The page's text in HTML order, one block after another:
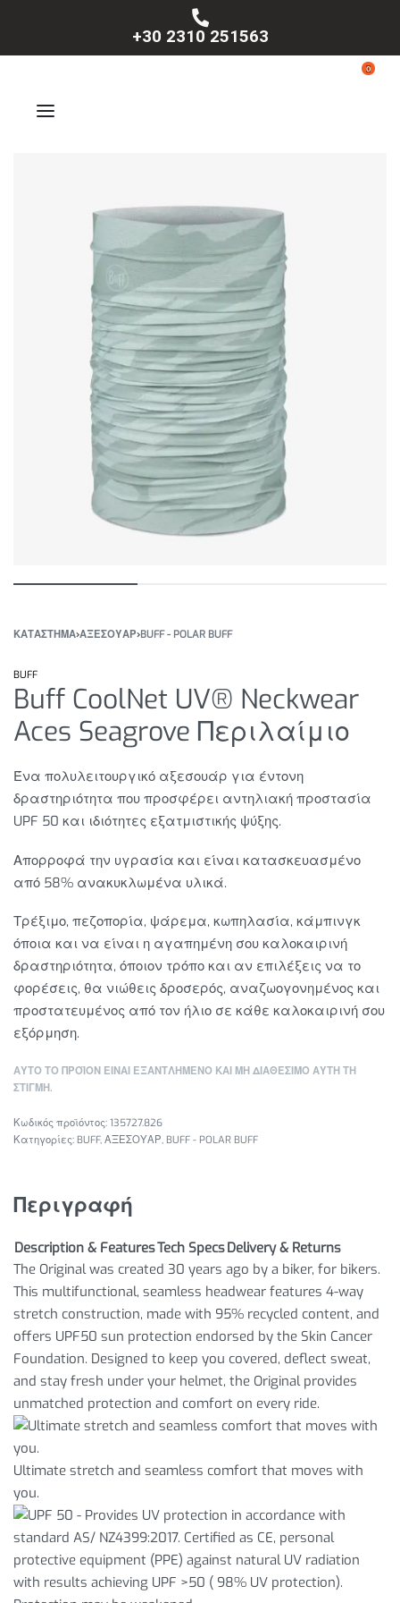
+30 2310 251563
0
ΚΑΤΆΣΤΗΜΑ›ΑΞΕΣΟΥΑΡ›BUFF - POLAR BUFF
BUFF
Buff CoolNet UV® Neckwear
Aces Seagrove Περιλαίμιο
Ένα πολυλειτουργικό αξεσουάρ για έντονη
δραστηριότητα που προσφέρει αντηλιακή προστασία
UPF 50 και ιδιότητες εξατμιστικής ψύξης.
Απορροφά την υγρασία και είναι κατασκευασμένο
από 58% ανακυκλωμένα υλικά.
Τρέξιμο, πεζοπορία, ψάρεμα, κωπηλασία, κάμπινγκ
όποια και να είναι η αγαπημένη σου καλοκαιρινή
δραστηριότητα, όποιον τρόπο και αν επιλέξεις να το
φορέσεις, θα νιώθεις δροσερός, αναζωογονημένος και
προστατευμένος από τον ήλιο σε κάθε καλοκαιρινή σου
εξόρμηση.
ΑΥΤΌ ΤΟ ΠΡΟΪΌΝ ΕΊΝΑΙ ΕΞΑΝΤΛΗΜΈΝΟ ΚΑΙ ΜΉ ΔΙΑΘΈΣΙΜΟ ΑΥΤΉ ΤΗ
ΣΤΙΓΜΉ.
135727.826
Κατηγορίες: BUFF, ΑΞΕΣΟΥΑΡ, BUFF - POLAR BUFF
Περιγραφή
Description & FeaturesTech SpecsDelivery & Returns
The Original was created 30 years ago by a biker, for bikers.
This multifunctional, seamless headwear features 4-way
stretch construction, made with 95% recycled content, and
offers UPF50 sun protection endorsed by the Skin Cancer
Foundation. Designed to keep you covered, deflect sweat,
and stay fresh under your helmet, the Original provides
unmatched protection and comfort on every ride.
Ultimate stretch and seamless comfort that moves with
you.